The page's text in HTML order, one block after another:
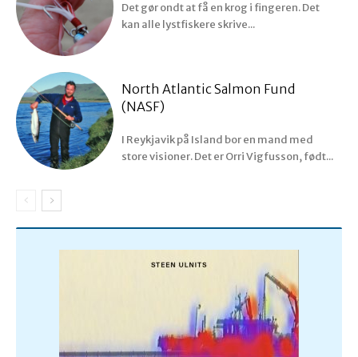
Det gør ondt at få en krog i fingeren. Det
kan alle lystfiskere skrive...
North Atlantic Salmon Fund
(NASF)
I Reykjavik på Island bor en mand med
store visioner. Det er Orri Vigfusson, født...